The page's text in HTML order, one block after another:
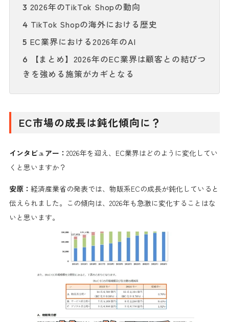
3 2026年のTikTok Shopの動向
4 TikTok Shopの海外における歴史
5 EC業界における2026年のAI
6
【まとめ】2026年のEC業界は顧客との結びつ
きを強める施策がカギとなる
EC市場の成長は鈍化傾向に？
インタビュアー： 2026年を迎え、EC業界はどのように変化してい
くと思いますか？
安原： 経済産業省の発表では、物販系ECの成長が鈍化していると
伝えられました。この傾向は、2026年も急激に変化することはな
いと思います。